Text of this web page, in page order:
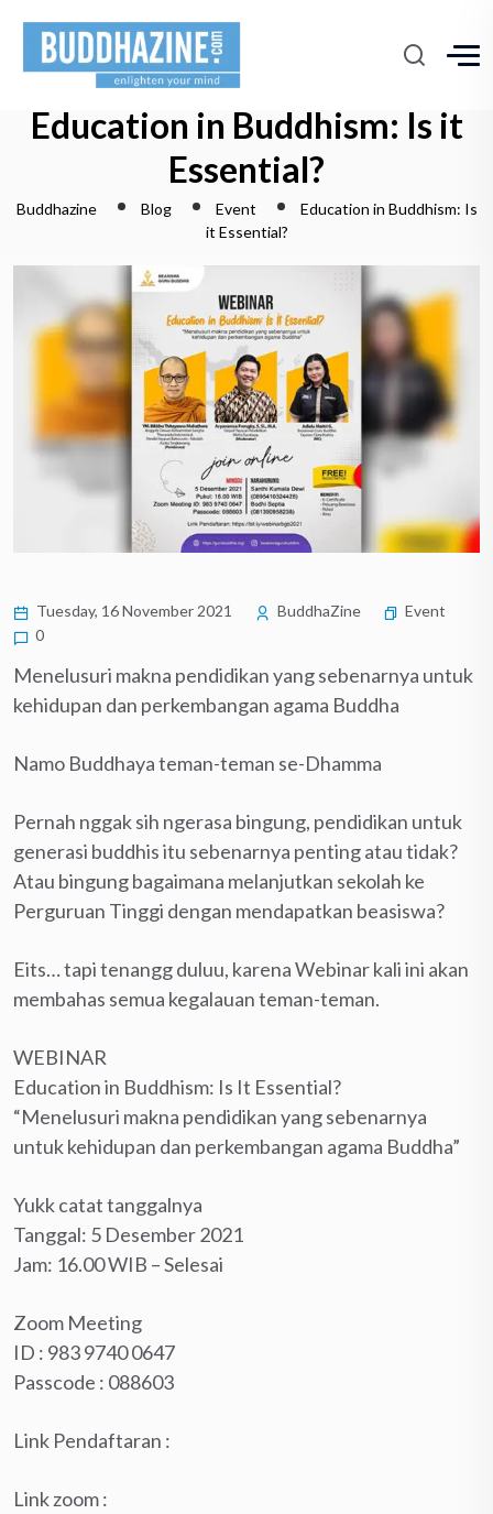
Education in Buddhism: Is it
Essential?
Buddhazine Blog Event
Education in Buddhism: Is
it Essential?
Tuesday, 16 November 2021 BuddhaZine
Event
0
Menelusuri makna pendidikan yang sebenarnya untuk
kehidupan dan perkembangan agama Buddha
Namo Buddhaya teman-teman se-Dhamma
Pernah nggak sih ngerasa bingung, pendidikan untuk
generasi buddhis itu sebenarnya penting atau tidak?
Atau bingung bagaimana melanjutkan sekolah ke
Perguruan Tinggi dengan mendapatkan beasiswa?
Eits… tapi tenangg duluu, karena Webinar kali ini akan
membahas semua kegalauan teman-teman.
WEBINAR
Education in Buddhism: Is It Essential?
“Menelusuri makna pendidikan yang sebenarnya
untuk kehidupan dan perkembangan agama Buddha”
Yukk catat tanggalnya
Tanggal: 5 Desember 2021
Jam: 16.00 WIB – Selesai
Zoom Meeting
ID : 983 9740 0647
Passcode : 088603
Link Pendaftaran :
Link zoom :